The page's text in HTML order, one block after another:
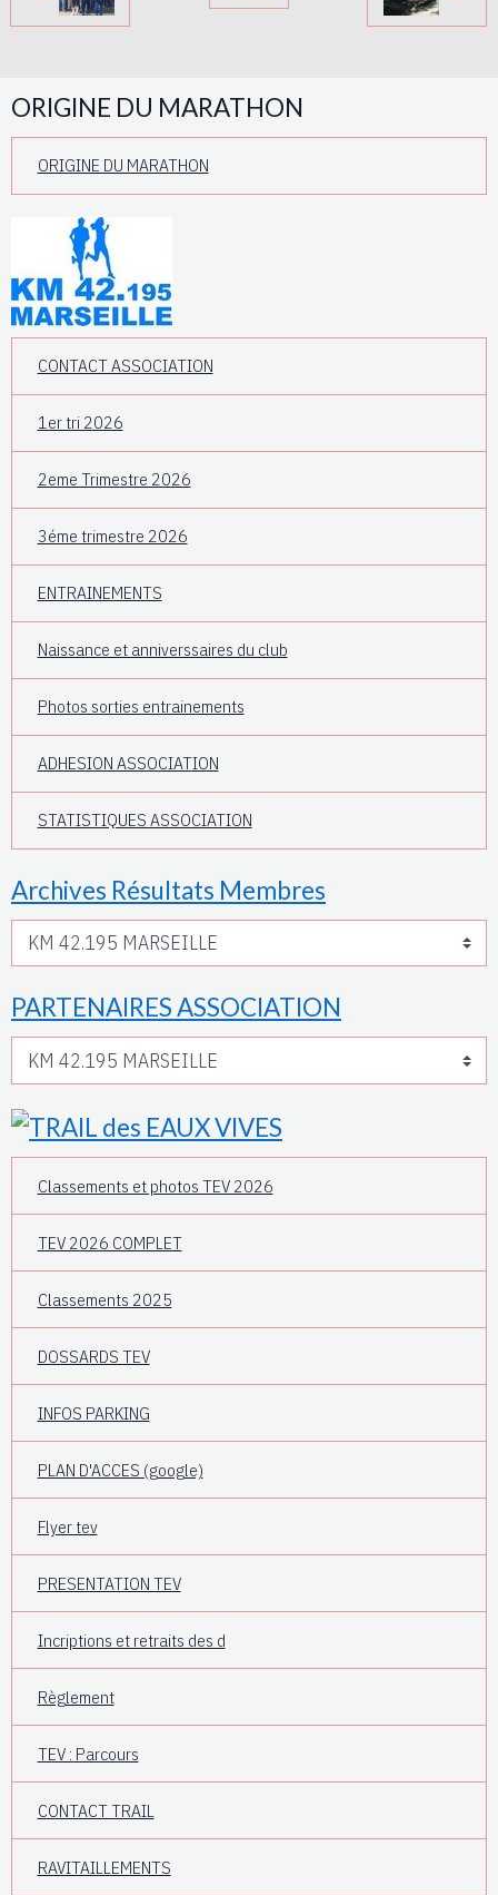
ORIGINE DU MARATHON
ORIGINE DU MARATHON
CONTACT ASSOCIATION
1er tri 2026
2eme Trimestre 2026
3éme trimestre 2026
ENTRAINEMENTS
Naissance et anniverssaires du club
Photos sorties entrainements
ADHESION ASSOCIATION
STATISTIQUES ASSOCIATION
Archives Résultats Membres
PARTENAIRES ASSOCIATION
Classements et photos TEV 2026
TEV 2026 COMPLET
Classements 2025
DOSSARDS TEV
INFOS PARKING
PLAN D'ACCES (google)
Flyer tev
PRESENTATION TEV
Incriptions et retraits des d
Règlement
TEV : Parcours
CONTACT TRAIL
RAVITAILLEMENTS